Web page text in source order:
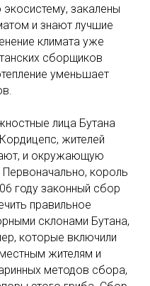
закалены
и знают лучшие
климата уже
сборщиков
уменьшает
лица Бутана
жителей
и окружающую
король
году законный сбор
правильное
склонами Бутана,
которые включили
жителям и
методов сбора,